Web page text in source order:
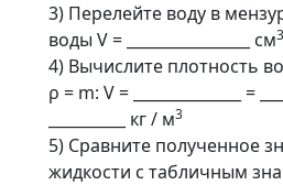
3) Перелейте воду в
воды V = ________________ см3
4) Вычислите плотность
ρ = m: V = ______________ =
__________ кг / м3
5) Сравните полученное
жидкости с табличным